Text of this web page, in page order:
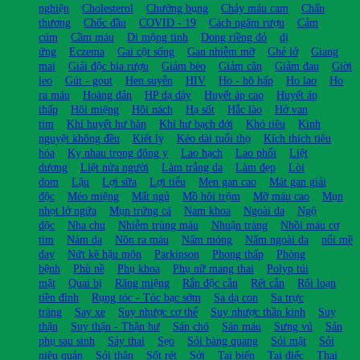
nghiện
Cholesterol Chướng bụng Chảy máu cam
Chấn
thương
Chốc đầu COVID - 19 Cách ngâm rượu
Cảm
cúm
Cầm máu Di mộng tinh Dong riềng đỏ
dị
ứng
Eczema Gai cột sống Gan nhiễm mỡ Ghẻ lở
Giang
mai
Giải độc bia rượu Giảm béo Giảm cân Giảm đau
Giời
leo
Gút - gout Hen suyễn HIV Ho - hô hấp Ho lao
Ho
ra máu
Hoàng đản HP dạ dày Huyết áp cao
Huyết áp
thấp
Hôi miệng Hôi nách Hạ sốt Hắc lào
Hở van
tim
Khí huyết hư hàn Khí hư bạch đới Khó tiêu
Kinh
nguyệt không đều
Kiết lỵ Kéo dài tuổi thọ
Kích thích tiêu
hóa
Kỵ nhau trong đông y Lao hạch Lao phổi
Liệt
dương
Liệt nửa người Làm trắng da Làm đẹp
Lòi
dom
Lậu Lợi sữa Lợi tiểu Men gan cao
Mát gan giải
độc
Méo miệng Mất ngủ Mồ hôi trộm Mỡ máu cao
Mụn
nhọt lở ngứa
Mụn trứng cá Nam khoa Ngoài da
Ngộ
độc
Nha chu Nhiễm trùng máu Nhuận tràng
Nhồi máu cơ
tim
Nám da Nôn ra máu Nấm móng Nấm ngoài da
nổi mề
đay
Nứt kẽ hậu môn Parkinson Phong thấp
Phòng
bệnh
Phù nề Phụ khoa Phụ nữ mang thai
Polyp túi
mật
Quai bị Răng miệng Rắn độc cắn Rết cắn
Rối loạn
tiền đình
Rụng tóc - Tóc bạc sớm Sa dạ con
Sa trực
tràng
Say xe Suy nhược cơ thể Suy nhược thần kinh
Suy
thận
Suy thận - Thận hư Sán chó Sán máu Sưng vú
Sản
phụ sau sinh
Sảy thai Sẹo Sỏi bàng quang Sỏi mật
Sỏi
niệu quản
Sỏi thận Sốt rét Sởi Tai biến Tai điếc
Thai